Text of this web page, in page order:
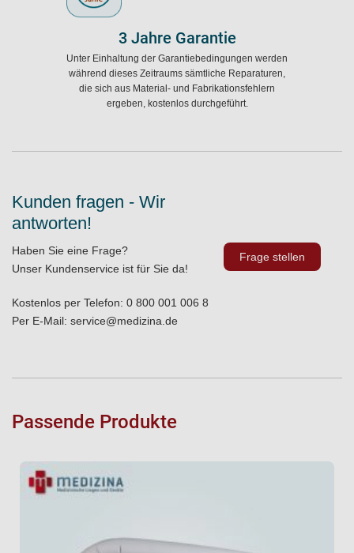
3 Jahre Garantie
Unter Einhaltung der Garantiebedingungen werden
während dieses Zeitraums sämtliche Reparaturen,
die sich aus Material- und Fabrikationsfehlern
ergeben, kostenlos durchgeführt.
Kunden fragen - Wir
antworten!
Haben Sie eine Frage?
Unser Kundenservice ist für Sie da!
Kostenlos per Telefon: 0 800 001 006 8
Per E-Mail: service@medizina.de
Frage stellen
Passende Produkte